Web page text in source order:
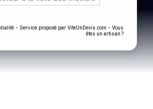
- Service proposé par ViteUnDevis.com - Vous
êtes un artisan ?